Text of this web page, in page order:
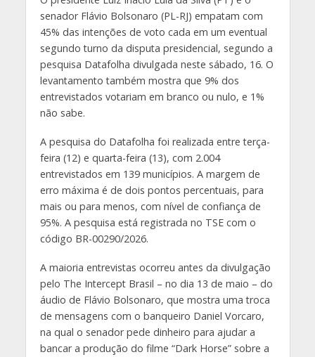
senador Flávio Bolsonaro (PL-RJ) empatam com
45% das intenções de voto cada em um eventual
segundo turno da disputa presidencial, segundo a
pesquisa Datafolha divulgada neste sábado, 16. O
levantamento também mostra que 9% dos
entrevistados votariam em branco ou nulo, e 1%
não sabe.
A pesquisa do Datafolha foi realizada entre terça-
feira (12) e quarta-feira (13), com 2.004
entrevistados em 139 municípios. A margem de
erro máxima é de dois pontos percentuais, para
mais ou para menos, com nível de confiança de
95%. A pesquisa está registrada no TSE com o
código BR-00290/2026.
A maioria entrevistas ocorreu antes da divulgação
pelo The Intercept Brasil – no dia 13 de maio – do
áudio de Flávio Bolsonaro, que mostra uma troca
de mensagens com o banqueiro Daniel Vorcaro,
na qual o senador pede dinheiro para ajudar a
bancar a produção do filme “Dark Horse” sobre a